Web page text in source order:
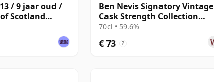
/ 9 jaar oud /
Scotland
Ben Nevis Signatory Vintage
Cask Strength Collection
Single 2014 11 jaar oud
70cl • 59.6%
€ 73 ?